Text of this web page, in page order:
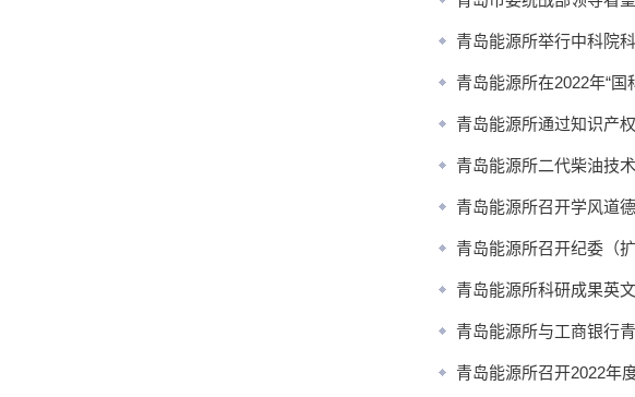
青岛能源所举行中科院
青岛能源所在2022年“
青岛能源所通过知识产
青岛能源所二代柴油技
青岛能源所召开学风道
青岛能源所召开纪委（
青岛能源所科研成果英
青岛能源所与工商银行
青岛能源所召开2022年